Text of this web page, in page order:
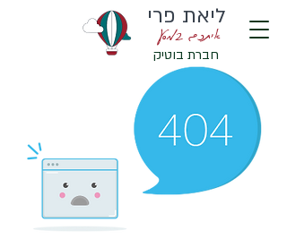
איתכם במסע
ליאת פרי
חברת בוטיק